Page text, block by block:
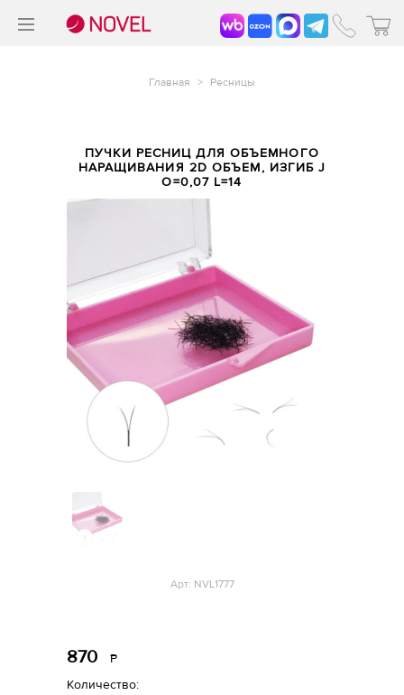
Главная > Ресницы
ПУЧКИ РЕСНИЦ ДЛЯ ОБЪЕМНОГО
НАРАЩИВАНИЯ 2D ОБЪЕМ, ИЗГИБ J
O=0,07 L=14
Арт: NVL1777
870 Р
Количество: